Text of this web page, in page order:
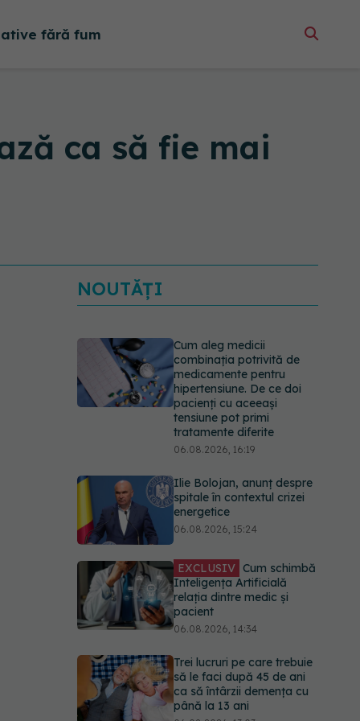
fără fum
ca să fie mai
NOUTĂȚI
Ilie Bolojan, anunț despre
spitale în contextul crizei
energetice
06.08.2026, 15:24
EXCLUSIV Cum schimbă
Inteligența Artificială
relația dintre medic și
06.08.2026, 14:34
Trei lucruri pe care trebuie
să le faci după 45 de ani
până la 13 ani
06.08.2026, 13:03
Colebil și Panzcebil,
blocate temporar în
explică de ce a luat
măsura
06.08.2026, 16:37